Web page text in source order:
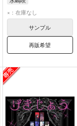
ゆう
アスラン=BBII世
卯月巻緒
×：在庫なし
サンプル
再販希望